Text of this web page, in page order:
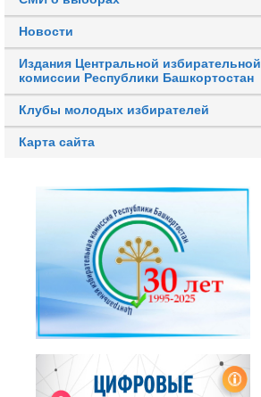
Новости
Издания Центральной избирательной
комиссии Республики Башкортостан
Клубы молодых избирателей
Карта сайта